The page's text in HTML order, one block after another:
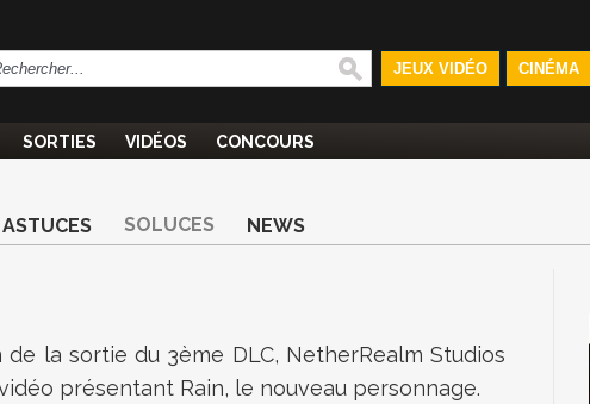
JEUX VIDÉO CINÉMA
SORTIES VIDÉOS CONCOURS
ASTUCES SOLUCES NEWS
de la sortie du 3ème DLC, NetherRealm Studios
présentant Rain, le nouveau personnage.